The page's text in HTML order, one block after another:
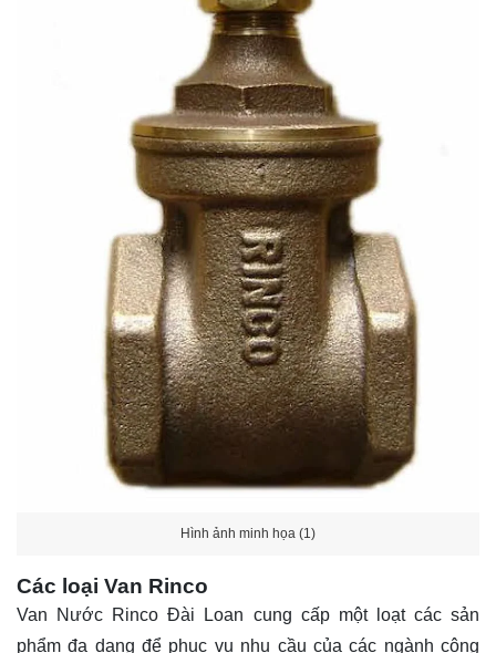
Hình ảnh minh họa (1)
Các loại Van Rinco
Van Nước Rinco Đài Loan cung cấp một loạt các sản
phẩm đa dạng để phục vụ nhu cầu của các ngành công